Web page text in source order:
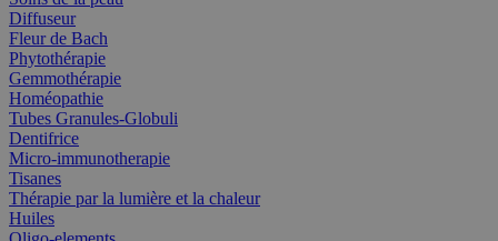
Diffuseur
Fleur de Bach
Phytothérapie
Gemmothérapie
Homéopathie
Tubes Granules-Globuli
Dentifrice
Micro-immunotherapie
Tisanes
Thérapie par la lumière et la chaleur
Huiles